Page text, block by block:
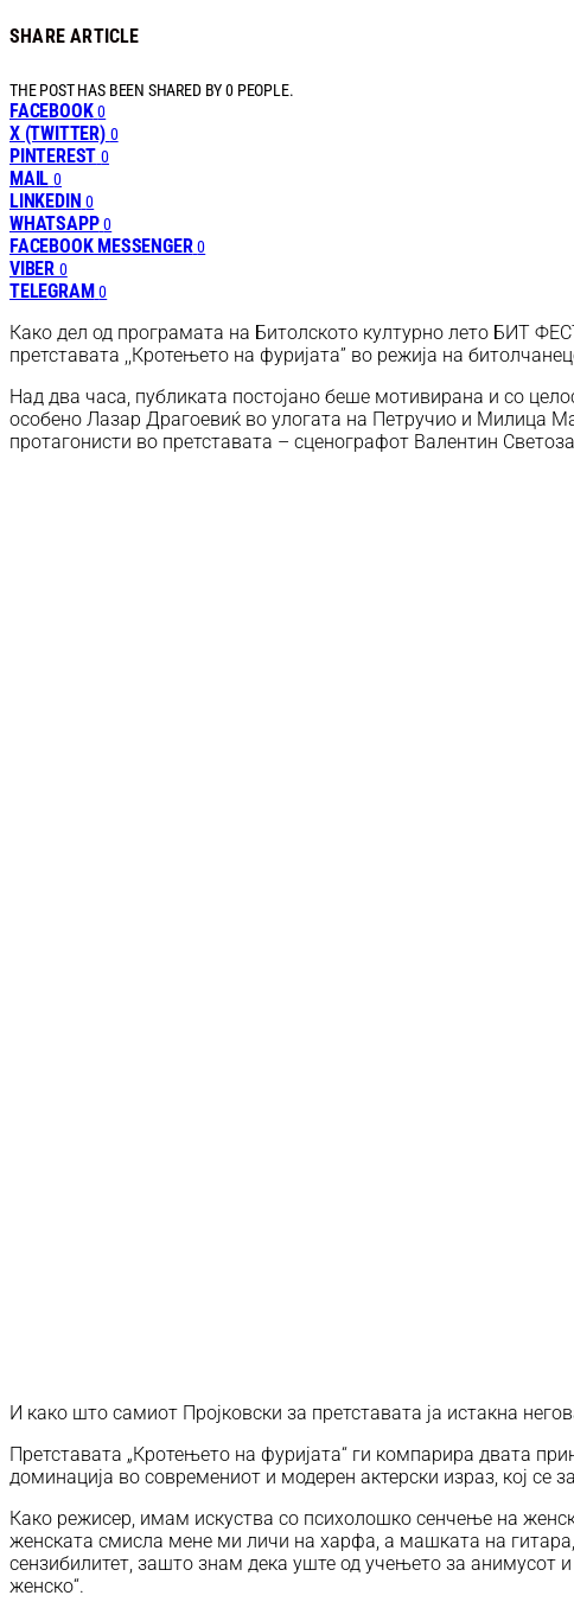
SHARE ARTICLE
THE POST HAS BEEN SHARED BY0 PEOPLE.
FACEBOOK 0
X (TWITTER) 0
PINTEREST 0
MAIL 0
LINKEDIN 0
WHATSAPP 0
FACEBOOK MESSENGER 0
VIBER 0
TELEGRAM 0
Како дел од програмата на Битолското културно лето БИТ
претставата ,,Кротењето на фуријата” во режија на
Над два часа, публиката постојано беше мотивирана и со
особено Лазар Драгоевиќ во улогата на Петручио и Милица
протагонисти во претставата – сценографот Валентин
И како што самиот Пројковски за претставата ја истакна
Претставата „Кротењето на фуријата“ ги компарира двата
доминација во современиот и модерен актерски израз, кој
Како режисер, имам искуства со психолошко сенчење на
женската смисла мене ми личи на харфа, а машката на
сензибилитет, зашто знам дека уште од учењето за анимусот
женско“.